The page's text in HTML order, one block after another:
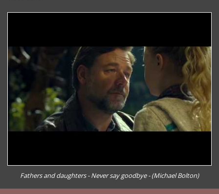
Fathers and daughters - Never say goodbye - (Michael Bolton)